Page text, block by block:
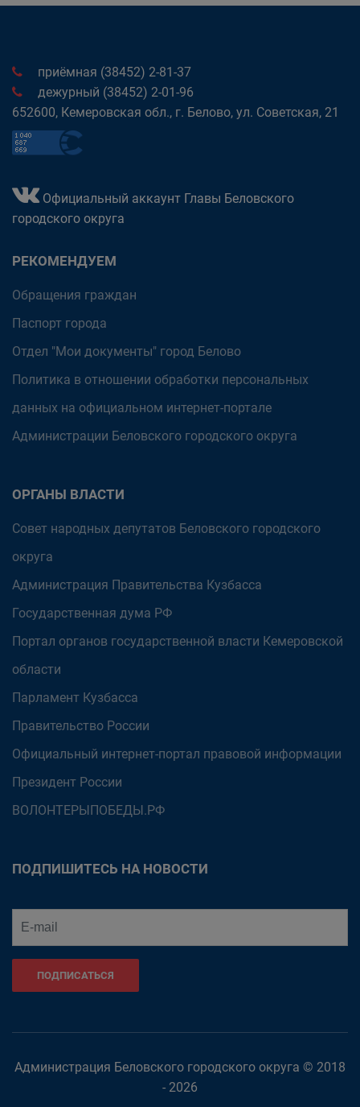
приёмная (38452) 2-81-37
дежурный (38452) 2-01-96
652600, Кемеровская обл., г. Белово, ул. Советская, 21
Официальный аккаунт Главы Беловского
городского округа
РЕКОМЕНДУЕМ
Обращения граждан
Паспорт города
Отдел "Мои документы" город Белово
Политика в отношении обработки персональных
данных на официальном интернет-портале
Администрации Беловского городского округа
ОРГАНЫ ВЛАСТИ
Совет народных депутатов Беловского городского
округа
Администрация Правительства Кузбасса
Государственная дума РФ
Портал органов государственной власти Кемеровской
области
Парламент Кузбасса
Правительство России
Официальный интернет-портал правовой информации
Президент России
ВОЛОНТЕРЫПОБЕДЫ.РФ
ПОДПИШИТЕСЬ НА НОВОСТИ
ПОДПИСАТЬСЯ
Администрация Беловского городского округа © 2018
- 2026